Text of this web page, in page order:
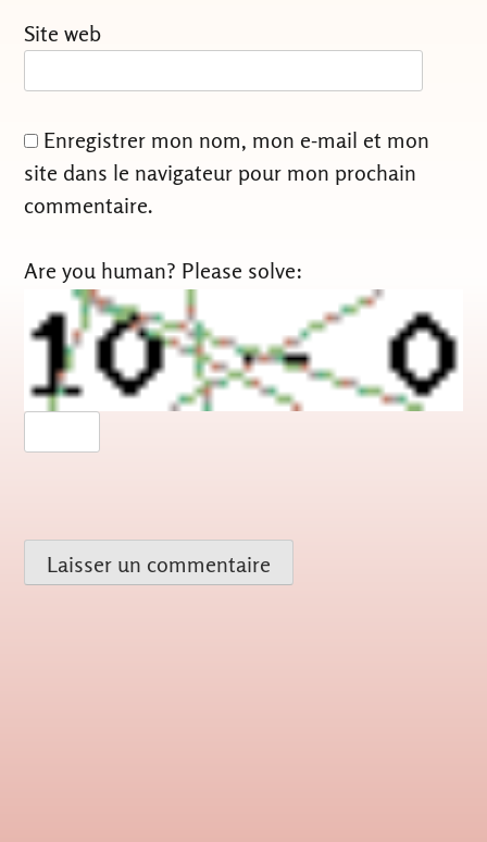
Site web
Enregistrer mon nom, mon e-mail et mon
site dans le navigateur pour mon prochain
commentaire.
Are you human? Please solve: